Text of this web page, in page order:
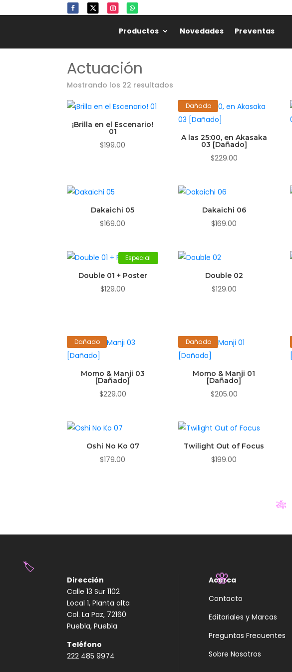
Productos Novedades Preventas
Actuación
Mostrando los 22 resultados
¡Brilla en el Escenario!
01
$199.00
Dañado
A las 25:00, en Akasaka
03 [Dañado]
$229.00
Dakaichi 05
$169.00
Dakaichi 06
$169.00
Especial
Double 01 + Poster
$129.00
Double 02
$129.00
Dañado
Momo & Manji 03
[Dañado]
$229.00
Dañado
Momo & Manji 01
[Dañado]
$205.00
Oshi No Ko 07
$179.00
Twilight Out of Focus
$199.00
Dirección
Calle 13 Sur 1102
Local 1, Planta alta
Col. La Paz, 72160
Puebla, Puebla
Teléfono
222 485 9974
Acerca
Contacto
Editoriales y Marcas
Preguntas Frecuentes
Sobre Nosotros
🌸